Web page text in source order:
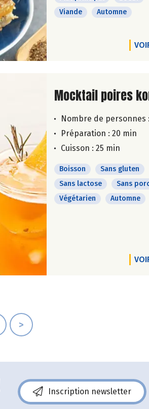
Viande
Automne
Lire la suite de la
Mocktail poires
Nombre de personnes :
Préparation : 20 min
Cuisson : 25 min
Boisson
Sans gluten
Sans lactose
Sans
Végétarien
Automne
>
Inscription newsletter